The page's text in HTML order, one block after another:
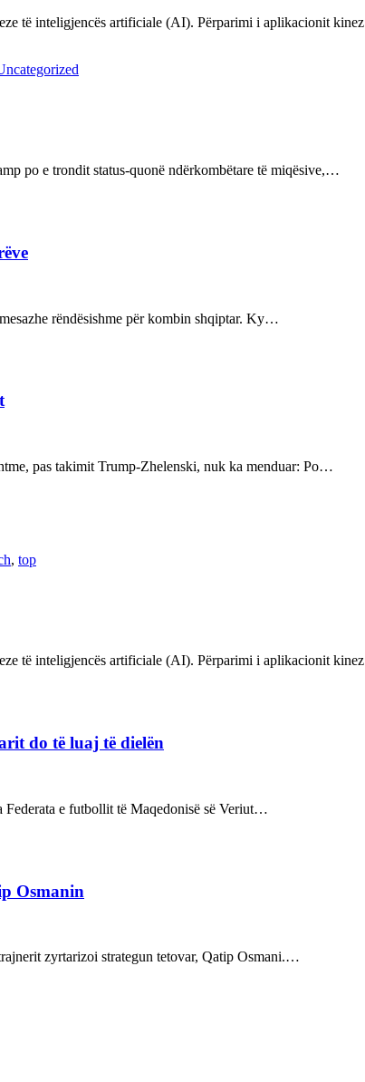
të inteligjencës artificiale (AI). Përparimi i aplikacionit
po e trondit status-quonë ndërkombëtare të miqësive,…
rëndësishme për kombin shqiptar. Ky…
pas takimit Trump-Zhelenski, nuk ka menduar: Po…
, top
të inteligjencës artificiale (AI). Përparimi i aplikacionit
do të luaj të dielën
Federata e futbollit të Maqedonisë së Veriut…
Osmanin
zyrtarizoi strategun tetovar, Qatip Osmani.…